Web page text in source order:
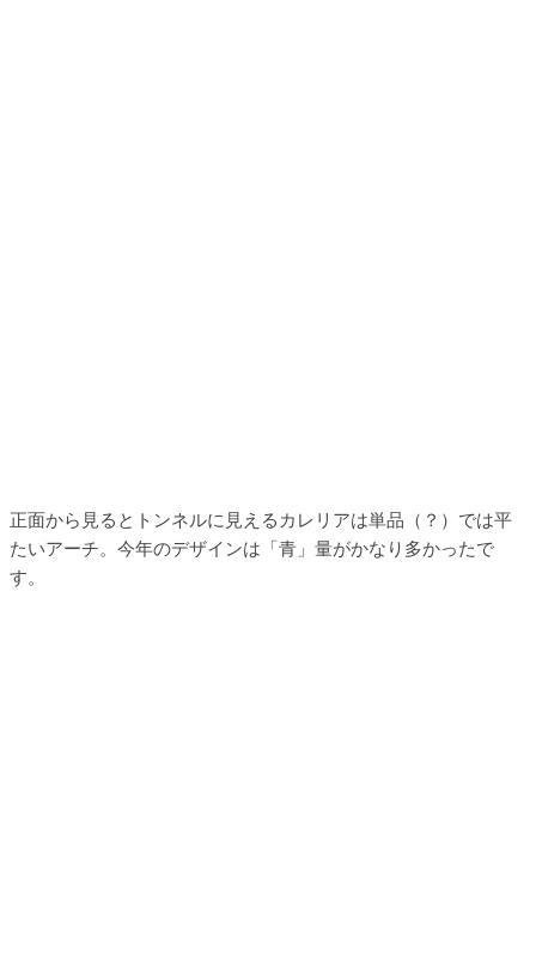
正面から見るとトンネルに見えるカレリアは単品（？）では平
たいアーチ。今年のデザインは「青」量がかなり多かったで
す。